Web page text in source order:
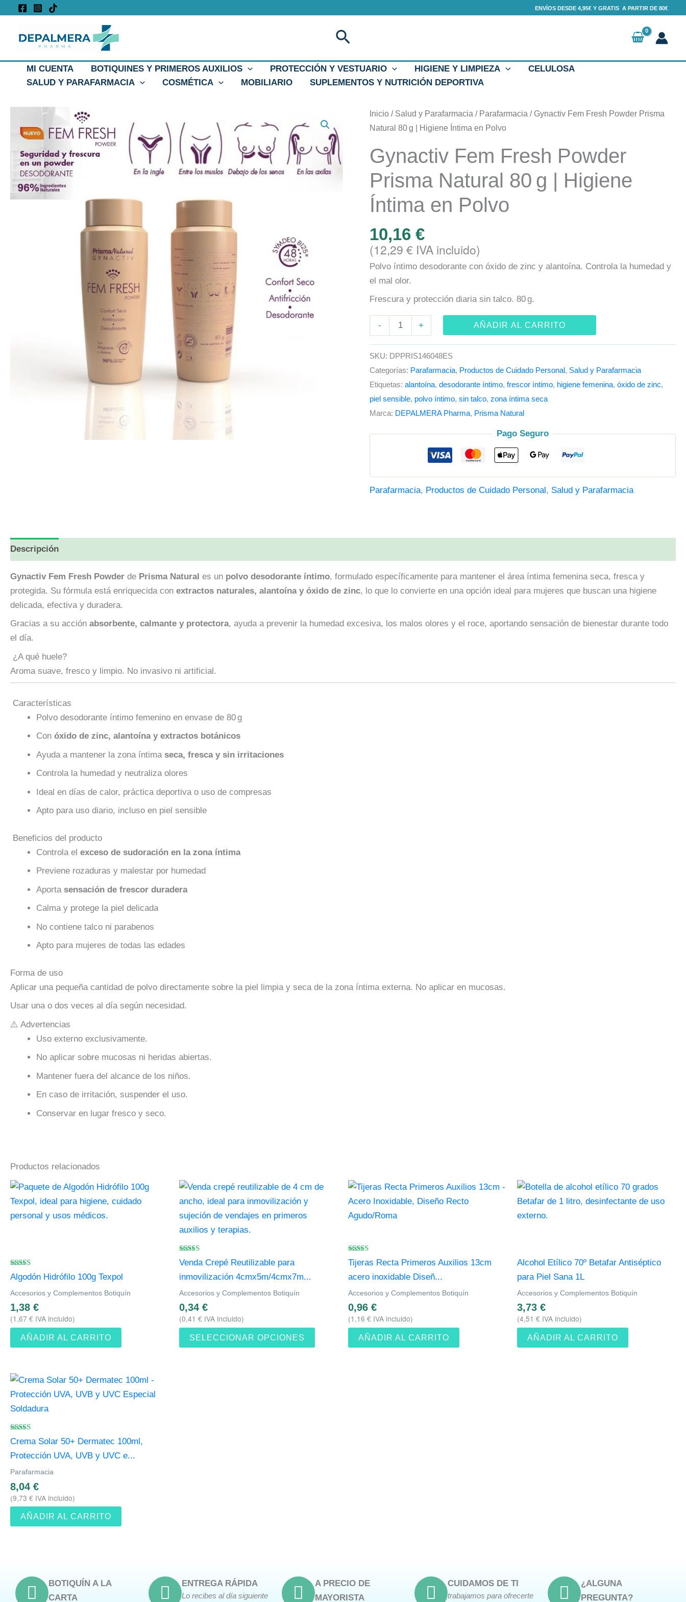
contenido
ENVÍOS DESDE 4,95€ Y GRATIS A PARTIR DE 80€
Buscar
MI CUENTA BOTIQUINES Y PRIMEROS AUXILIOS PROTECCIÓN Y VESTUARIO HIGIENE Y LIMPIEZA
CELULOSA
SALUD Y PARAFARMACIA
COSMÉTICA MOBILIARIO SUPLEMENTOS Y NUTRICIÓN DEPORTIVA
Inicio / Salud y Parafarmacia / Parafarmacia / Gynactiv Fem Fresh Powder Prisma
Natural 80 g | Higiene Íntima en Polvo
Gynactiv Fem Fresh Powder
Prisma Natural 80 g | Higiene
Íntima en Polvo
10,16€
(12,29€ IVA incluido)
Polvo íntimo desodorante con óxido de zinc y alantoína. Controla la humedad y
el mal olor.
Frescura y protección diaria sin talco. 80 g.
-
Gynactiv
Fem
Powder
Prisma
Natural
80 g
|
Higiene
Íntima
en
Polvo
cantidad
+ AÑADIR AL CARRITO
SKU: DPPRIS146048ES
Categorías: Parafarmacia, Productos de Cuidado Personal, Salud y Parafarmacia
Etiquetas:alantoína,desodorante íntimo,frescor íntimo, higiene femenina,óxido de zinc,
piel sensible, polvo íntimo,sin talco,zona íntima seca
Marca: DEPALMERA Pharma, Prisma Natural
Pago Seguro
Parafarmacia, Productos de Cuidado Personal, Salud y Parafarmacia
Descripción
Gynactiv Fem Fresh Powder de Prisma Natural es un polvo desodorante íntimo, formulado específicamente para mantener el área íntima femenina seca, fresca y
protegida. Su fórmula está enriquecida con extractos naturales, alantoína y óxido de zinc, lo que lo convierte en una opción ideal para mujeres que buscan una higiene
delicada, efectiva y duradera.
Gracias a su acción absorbente, calmante y protectora, ayuda a prevenir la humedad excesiva, los malos olores y el roce, aportando sensación de bienestar durante todo
el día.
¿A qué huele?
Aroma suave, fresco y limpio. No invasivo ni artificial.
Características
Polvo desodorante íntimo femenino en envase de 80 g
Con óxido de zinc, alantoína y extractos botánicos
Ayuda a mantener la zona íntima seca, fresca y sin irritaciones
Controla la humedad y neutraliza olores
Ideal en días de calor, práctica deportiva o uso de compresas
Apto para uso diario, incluso en piel sensible
Beneficios del producto
Controla el exceso de sudoración en la zona íntima
Previene rozaduras y malestar por humedad
Aporta sensación de frescor duradera
Calma y protege la piel delicada
No contiene talco ni parabenos
Apto para mujeres de todas las edades
Forma de uso
Aplicar una pequeña cantidad de polvo directamente sobre la piel limpia y seca de la zona íntima externa. No aplicar en mucosas.
Usar una o dos veces al día según necesidad.
⚠️ Advertencias
Uso externo exclusivamente.
No aplicar sobre mucosas ni heridas abiertas.
Mantener fuera del alcance de los niños.
En caso de irritación, suspender el uso.
Conservar en lugar fresco y seco.
Productos relacionados
Valorado
con
de 5
Algodón Hidrófilo 100g Texpol
Accesorios y Complementos Botiquín
1,38 €
(1,67 € IVA incluido)
AÑADIR AL CARRITO
Valorado
con
4.83
de 5
Venda Crepé Reutilizable para
inmovilización 4cmx5m/4cmx7m...
Accesorios y Complementos Botiquín
0,34 €
(0,41 € IVA incluido)
SELECCIONAR OPCIONES
Este
variantes.
en
Valorado
con
4.75
de 5
Tijeras Recta Primeros Auxilios 13cm
acero inoxidable Diseñ...
Accesorios y Complementos Botiquín
0,96 €
(1,16 € IVA incluido)
AÑADIR AL CARRITO
Alcohol Etílico 70º Betafar Antiséptico
para Piel Sana 1L
Accesorios y Complementos Botiquín
3,73 €
(4,51 € IVA incluido)
AÑADIR AL CARRITO
Valorado
con
4.75
de 5
Crema Solar 50+ Dermatec 100ml,
Protección UVA, UVB y UVC e...
Parafarmacia
8,04 €
(9,73 € IVA incluido)
AÑADIR AL CARRITO
BOTIQUÍN A LA
CARTA
ENTREGA RÁPIDA
Lo recibes al día siguiente
A PRECIO DE
MAYORISTA
CUIDAMOS DE TI
trabajamos para ofrecerte
¿ALGUNA
PREGUNTA?